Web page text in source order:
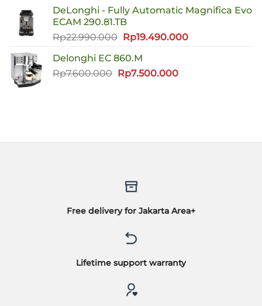
Rp46.000.000.adalah:
DeLonghi - Fully Automatic Magnifica Evo
ECAM 290.81.TB
Rp22.990.000 Harga
adalah:
Rp22.990.000.
Rp19.490.000Harga
Delonghi EC 860.M
Rp7.600.000 Harga
Rp7.500.000Harga
Free delivery for Jakarta Area+
Lifetime support warranty